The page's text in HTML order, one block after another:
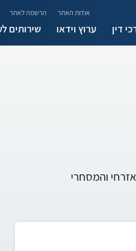
אודות האתר הרשמה לאתר
דין ערוץ וידאו שירותים
והמסחרי